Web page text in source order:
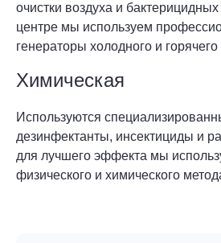
очистки воздуха и
центре мы используем
генераторы холодного и
Химическая
Используются
дезинфектанты, инсектициды и
для лучшего эффекта мы
физического и химического